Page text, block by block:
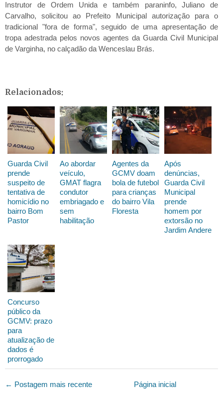
Instrutor de Ordem Unida e também paraninfo, Juliano de
Carvalho, solicitou ao Prefeito Municipal autorização para o
tradicional "fora de forma", seguido de uma apresentação de
tropa adestrada pelos novos agentes da Guarda Civil Municipal
de Varginha, no calçadão da Wenceslau Brás.
Relacionados:
Guarda Civil
prende
suspeito de
tentativa de
homicídio no
bairro Bom
Pastor
Ao abordar
veículo,
GMAT flagra
condutor
embriagado e
sem
habilitação
Agentes da
GCMV doam
bola de futebol
para crianças
do bairro Vila
Floresta
Após
denúncias,
Guarda Civil
Municipal
prende
homem por
extorsão no
Jardim Andere
Concurso
público da
GCMV: prazo
para
atualização de
dados é
prorrogado
← Postagem mais recente Página inicial